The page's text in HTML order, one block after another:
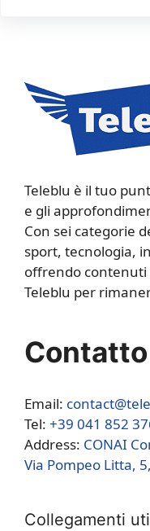
Teleblu è il tuo
e gli
Con sei categorie
sport, tecnologia,
offrendo contenuti
Teleblu per
Contatto
Email:
Tel: +39 041 852
Address: CONAI
Via Pompeo Litta,
Collegamenti